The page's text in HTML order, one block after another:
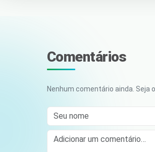
Comentários
Nenhum comentário ainda. Seja
Seu nome
Comment